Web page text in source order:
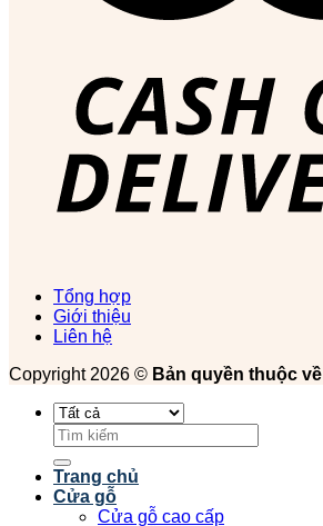
Tổng hợp
Giới thiệu
Liên hệ
Copyright 2026 © Bản quyền thuộc về
Tìm
kiếm:
Trang chủ
Cửa gỗ
Cửa gỗ cao cấp